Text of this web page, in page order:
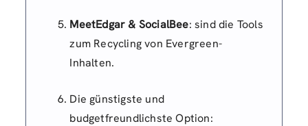
MeetEdgar & SocialBee: sind die Tools
zum Recycling von Evergreen-
Inhalten.
Die günstigste und
budgetfreundlichste Option: